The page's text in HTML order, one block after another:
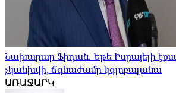
Նախարար Ֆիդան. Եթե Իսրայելի
չկանխվի, ճգնաժամը կգլոբալանա
ԱՌԱՋԱՐԿ